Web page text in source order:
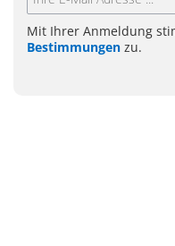
Mit Ihrer Anmeldung
Bestimmungen zu.